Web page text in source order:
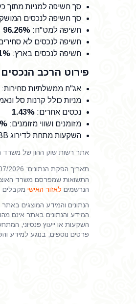
סך חשיפה למניות מתוך
סך חשיפה לנכסים
חשיפה למט"ח:
96.26%
חשיפה לנכסים לא
חשיפה לנכסים בארץ:
פירוט הרכב
אג"ח ממשלתיות סחירות:
מניות כולל קרנות סל
נכסים אחרים:
1.43%
מזומנים ושווי מזומנים:
השקעות מתחת לדירוג BBB
אתר רשות שוק ההון של משרד
תאריך הפקת הנתונים: 29/07/2026
התשואות שמפרסם משרד
הנרשמים לאזור האישי מקבלים
הנתונים והמידע המוצגים
המידע והנתונים באתר אינם
השקעות או ייעוץ פנסיוני,
פרטים נוספים, בנוגע למידע